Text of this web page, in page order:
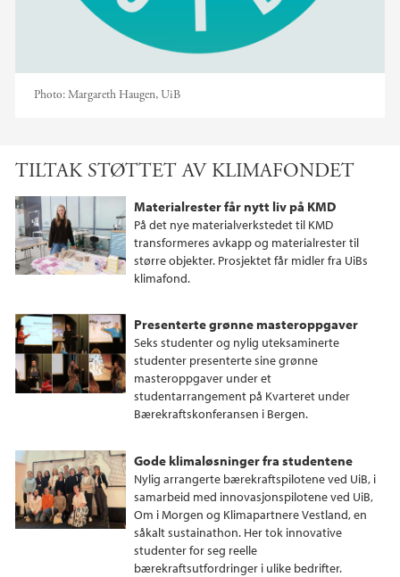
Photo:Margareth Haugen, UiB
TILTAK STØTTET AV KLIMAFONDET
Materialrester får nytt liv på KMD
På det nye materialverkstedet til KMD
transformeres avkapp og materialrester til
større objekter. Prosjektet får midler fra UiBs
klimafond.
Presenterte grønne masteroppgaver
Seks studenter og nylig uteksaminerte
studenter presenterte sine grønne
masteroppgaver under et
studentarrangement på Kvarteret under
Bærekraftskonferansen i Bergen.
Gode klimaløsninger fra studentene
Nylig arrangerte bærekraftspilotene ved UiB, i
samarbeid med innovasjonspilotene ved UiB,
Om i Morgen og Klimapartnere Vestland, en
såkalt sustainathon. Her tok innovative
studenter for seg reelle
bærekraftsutfordringer i ulike bedrifter.